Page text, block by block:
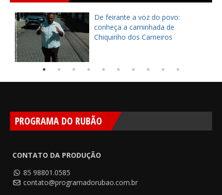
De feirante a voz do povo:
conheça a caminhada de
Chiquinho dos Carneiros
PROGRAMA DO RUBÃO
CONTATO DA PRODUÇÃO
85 98801.0585
contato@programadorubao.com.br